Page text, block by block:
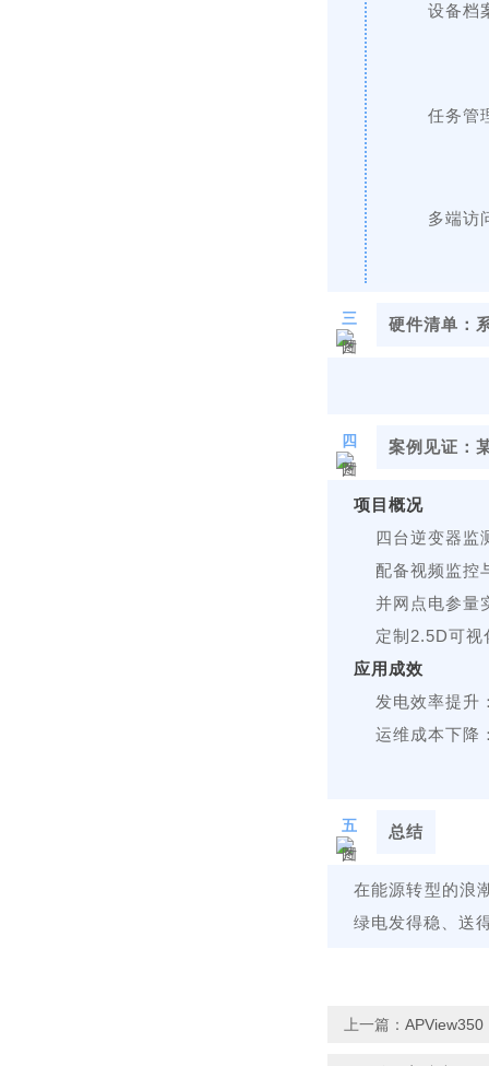
设备档
任务管
多端访
三 硬件清单：
四 案例见证：
项目概况
四台逆变器监
配备视频监控
并网点电参量
定制2.5D可视
应用成效
发电效率提升
运维成本下降
五 总结
在能源转型的浪
绿电发得稳、送
上一篇： APView350